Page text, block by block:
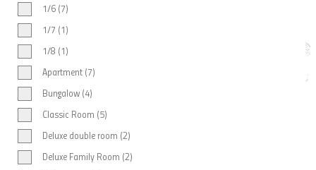
1/6 (7)
1/7 (1)
1/8 (1)
Apartment (7)
Bungalow (4)
Classic Room (5)
Deluxe double room (2)
Deluxe Family Room (2)